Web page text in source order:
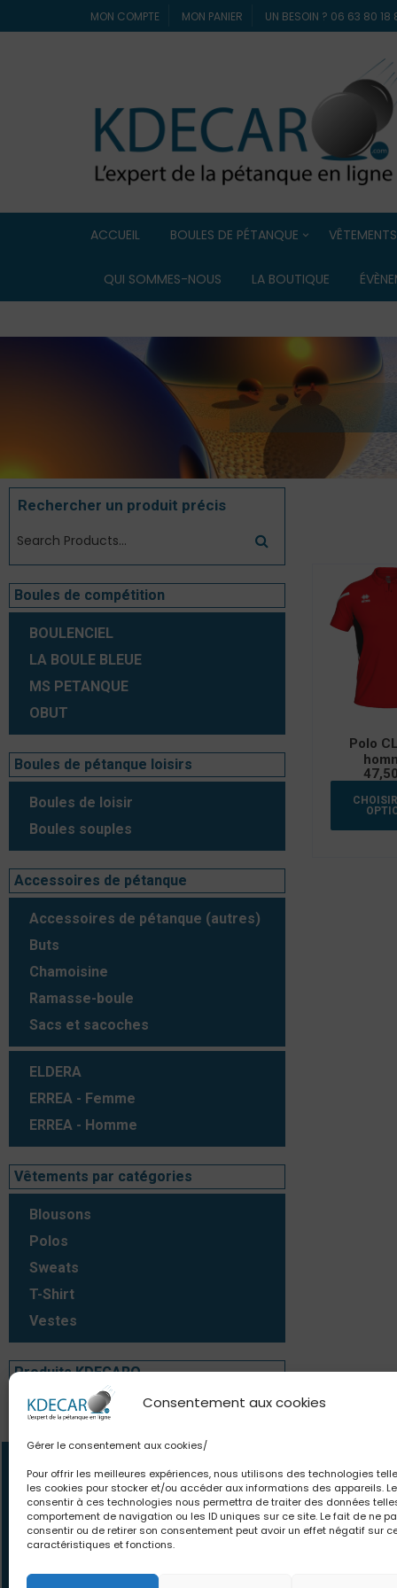
Consentement aux cookies
Gérer le consentement aux cookies/
Pour offrir les meilleures expériences, nous utilisons des technologies
les cookies pour stocker et/ou accéder aux informations des appareils.
consentir à ces technologies nous permettra de traiter des données
comportement de navigation ou les ID uniques sur ce site. Le fait de ne
consentir ou de retirer son consentement peut avoir un effet négatif sur
caractéristiques et fonctions.
MON COMPTE MON PANIER UN BESOIN ? 06 63 80 18
ACCUEIL BOULES DE PÉTANQUE
Boules de compétition
Boules de loisir / Boules
souples
VÊTEMENTS
ELDERA
QUI SOMMES-NOUS LA BOUTIQUE
Rechercher un produit précis
Boules de compétition
BOULENCIEL
LA BOULE BLEUE
MS PETANQUE
OBUT
Boules de pétanque loisirs
Boules de loisir
Boules souples
Accessoires de pétanque
Accessoires de pétanque (autres)
Buts
Chamoisine
Ramasse-boule
Sacs et sacoches
ELDERA
ERREA - Femme
ERREA - Homme
Vêtements par catégories
Blousons
Polos
Sweats
T-Shirt
Vestes
Produits KDECARO
Produits KDECARO
Polo
47,50
06.63.80.18.84
contact@kdecaro.com
écrivez-nous
Des offres et
le monde. Des
pour toutes vos